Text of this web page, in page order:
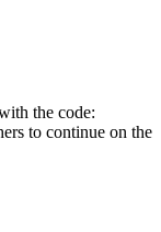
the code:
to continue on the